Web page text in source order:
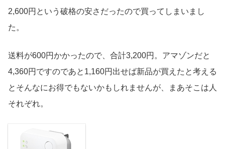
2,600円という破格の安さだったので買ってしまいまし
た。
送料が600円かかったので、合計3,200円。アマゾンだと
4,360円ですのであと1,160円出せば新品が買えたと考える
とそんなにお得でもないかもしれませんが、まあそこは人
それぞれ。